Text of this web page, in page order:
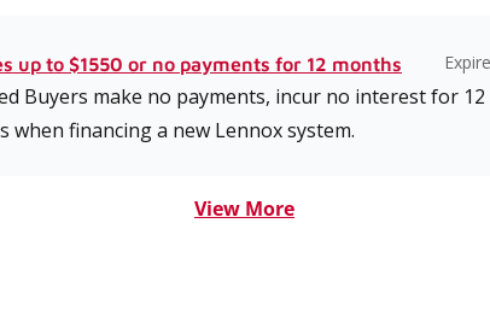
up to $1550 or no payments for 12 months
Buyers make no payments, incur no interest for 12
when financing a new Lennox system.
View More